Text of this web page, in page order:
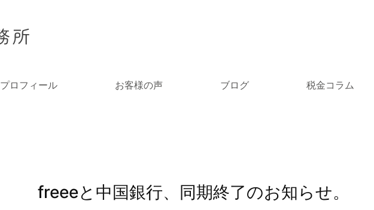
プロフィール お客様の声 ブログ 税金コラム
freeeと中国銀行、同期終了のお知らせ。